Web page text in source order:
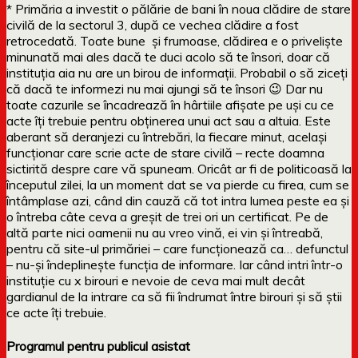
* Primăria a investit o pălărie de bani în noua clădire de stare
civilă de la sectorul 3, după ce vechea clădire a fost
retrocedată. Toate bune și frumoase, clădirea e o priveliște
minunată mai ales dacă te duci acolo să te însori, doar că
instituția aia nu are un birou de informații. Probabil o să ziceți
că dacă te informezi nu mai ajungi să te însori 😉 Dar nu
toate cazurile se încadrează în hârtiile afișate pe uși cu ce
acte îți trebuie pentru obținerea unui act sau a altuia. Este
aberant să deranjezi cu întrebări, la fiecare minut, același
funcționar care scrie acte de stare civilă – recte doamna
sictirită despre care vă spuneam. Oricât ar fi de politicoasă la
începutul zilei, la un moment dat se va pierde cu firea, cum se
întâmplase azi, când din cauză că tot intra lumea peste ea și
o întreba câte ceva a greșit de trei ori un certificat. Pe de
altă parte nici oamenii nu au vreo vină, ei vin și întreabă,
pentru că site-ul primăriei – care funcționează ca… defunctul
– nu-și îndeplinește funcția de informare. Iar când intri într-o
instituție cu x birouri e nevoie de ceva mai mult decât
gardianul de la intrare ca să fii îndrumat între birouri și să știi
ce acte îți trebuie.
Programul pentru publicul asistat